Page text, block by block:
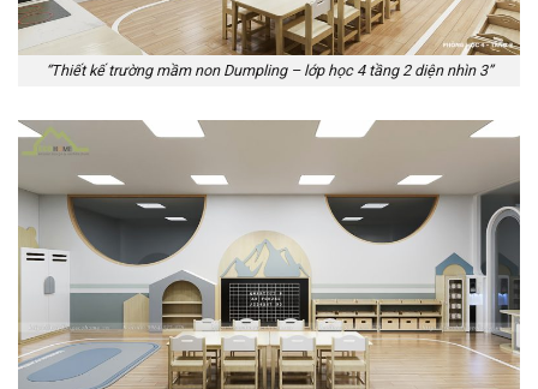
“Thiết kế trường mầm non Dumpling – lớp học 4 tầng 2 diện nhìn 3”